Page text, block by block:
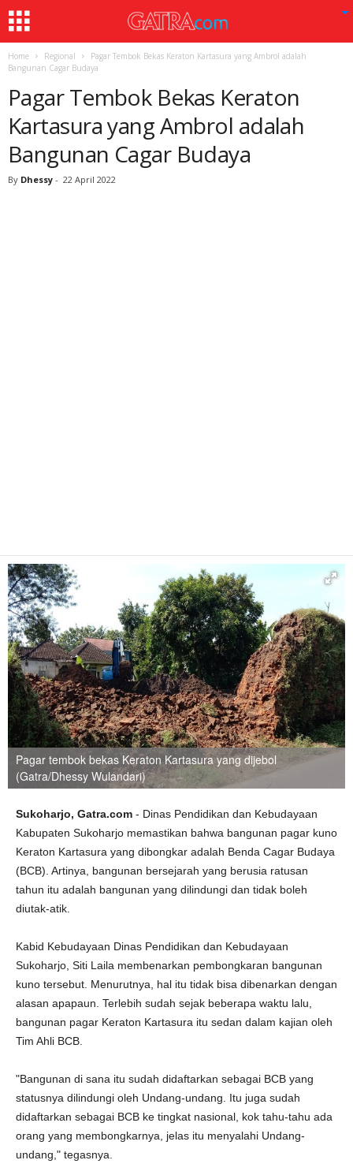
Home Regional
Pagar Tembok Bekas Keraton Kartasura yang Ambrol adalah
Bangunan Cagar Budaya
Pagar Tembok Bekas Keraton
Kartasura yang Ambrol adalah
Bangunan Cagar Budaya
By Dhessy - 22 April 2022
Pagar tembok bekas Keraton Kartasura yang dijebol
(Gatra/Dhessy Wulandari)
Sukoharjo, Gatra.com - Dinas Pendidikan dan Kebudayaan
Kabupaten Sukoharjo memastikan bahwa bangunan pagar kuno
Keraton Kartasura yang dibongkar adalah Benda Cagar Budaya
(BCB). Artinya, bangunan bersejarah yang berusia ratusan
tahun itu adalah bangunan yang dilindungi dan tidak boleh
diutak-atik.
Kabid Kebudayaan Dinas Pendidikan dan Kebudayaan
Sukoharjo, Siti Laila membenarkan pembongkaran bangunan
kuno tersebut. Menurutnya, hal itu tidak bisa dibenarkan dengan
alasan apapaun. Terlebih sudah sejak beberapa waktu lalu,
bangunan pagar Keraton Kartasura itu sedan dalam kajian oleh
Tim Ahli BCB.
"Bangunan di sana itu sudah didaftarkan sebagai BCB yang
statusnya dilindungi oleh Undang-undang. Itu juga sudah
didaftarkan sebagai BCB ke tingkat nasional, kok tahu-tahu ada
orang yang membongkarnya, jelas itu menyalahi Undang-
undang," tegasnya.